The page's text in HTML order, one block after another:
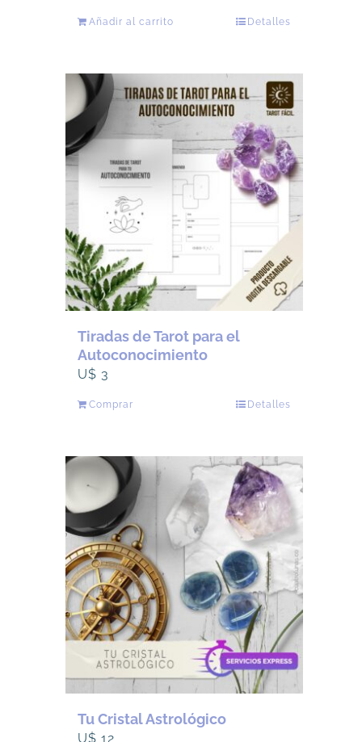
U$
36.
U$
29.
Añadir al carrito Detalles
Tiradas de Tarot para el
Autoconocimiento
U$ 3
Comprar Detalles
Tu Cristal Astrológico
U$12